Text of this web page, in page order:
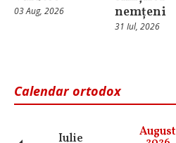
03 Aug, 2026
nemțeni
31 Iul, 2026
Calendar ortodox
Iulie August